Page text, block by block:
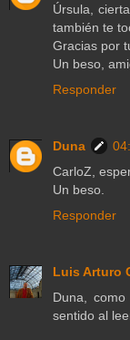
Úrsula,
también te
Gracias por
Un beso,
Responder
Duna
CarloZ,
Un beso.
Responder
Luis Arturo
Duna,
sentido al